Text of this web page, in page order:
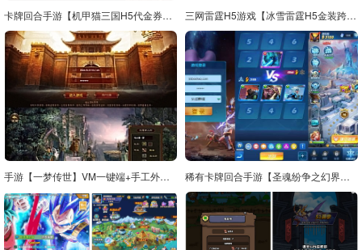
卡牌回合手游【机甲猫三国H5代金券内购多区跨服版】最新整理单机一键即玩镜像端+Linux手工服务端+管理后台+运维后台+GM授权后台+简易安卓客户端+详细搭建教程+视频教程 三网雷霆H5游戏【冰雪雷霆H5金装跨服战版】最新整理Linux手工服务端+跨服+多区+GM授权后台
手游【一梦传世】VM一键端+手工外网端+GM后台附带配套教程 稀有卡牌回合手游【圣魂纷争之幻界之灵平台币内购完整版】最新整理Win系服务端+安卓+本地注册验证+解密工具+CDK授权后台+详细搭建教程